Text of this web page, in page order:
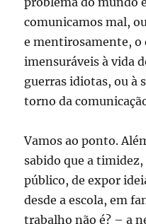
comunicamos mal,
e mentirosamente, o
imensuráveis à vida
guerras idiotas, ou à
torno da
Vamos ao ponto.
sabido que a
público, de expor
desde a escola, em
trabalho não é? – a